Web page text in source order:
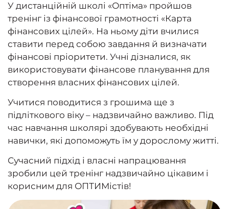
У дистанційній школі «Оптіма» пройшов
тренінг із фінансової грамотності «Карта
фінансових цілей». На ньому діти вчилися
ставити перед собою завдання й визначати
фінансові пріоритети. Учні дізналися, як
використовувати фінансове планування для
створення власних фінансових цілей.
Учитися поводитися з грошима ще з
підліткового віку – надзвичайно важливо. Під
час навчання школярі здобувають необхідні
навички, які допоможуть їм у дорослому житті.
Сучасний підхід і власні напрацювання
зробили цей тренінг надзвичайно цікавим і
корисним для ОПТИМістів!